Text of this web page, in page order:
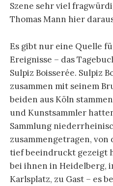
Szene sehr viel
Thomas Mann hier
Es gibt nur eine Quelle
Ereignisse – das
Sulpiz Boisserée. Sulpiz
zusammen mit seinem
beiden aus Köln
und Kunstsammler
Sammlung
zusammengetragen, von
tief beeindruckt gezeigt
bei ihnen in Heidelberg,
Karlsplatz, zu Gast – es